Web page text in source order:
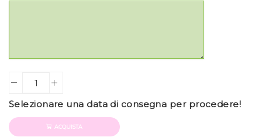
Quantity
Selezionare una data di consegna per procedere!
ACQUISTA